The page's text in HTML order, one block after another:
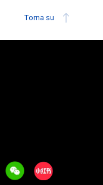
Torna su
WeechatXiaohongshu/